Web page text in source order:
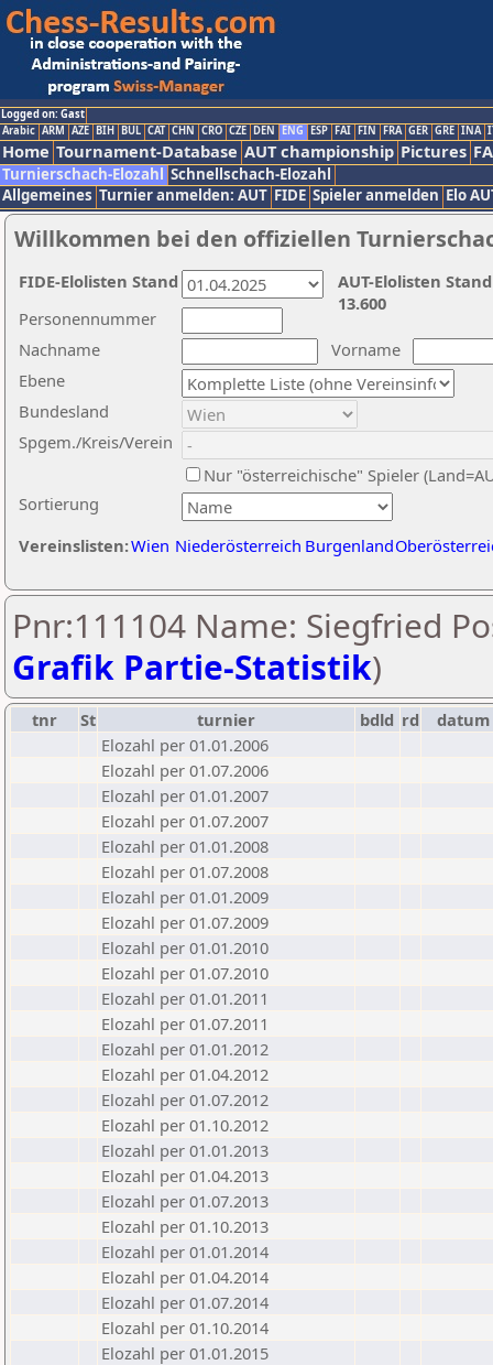
Logged on: Gast
Arabic ARM AZE BIH BUL CAT CHN CRO CZE DEN ENG ESP FAI FIN FRA GER GRE INA
Home Tournament-Database AUT championship Pictures
Turnierschach-Elozahl Schnellschach-Elozahl
Allgemeines Turnier anmelden: AUT FIDE Spieler anmelden Elo
Willkommen bei den offiziellen
Nachname
Vorname
Ebene
Sortierung
Personennummer
Bundesland
Spgem./Kreis/Verein
Nur "österreichische" Spieler
Vereinslisten:Wien Niederösterreich Burgenland
AUT-Elolisten
13.600
FIDE-Elolisten Stand
Pnr:111104 Name: Siegfried
Grafik Partie-Statistik)
tnr St turnier bdld rd
datum
Elozahl per 01.01.2006
Elozahl per 01.07.2006
Elozahl per 01.01.2007
Elozahl per 01.07.2007
Elozahl per 01.01.2008
Elozahl per 01.07.2008
Elozahl per 01.01.2009
Elozahl per 01.07.2009
Elozahl per 01.01.2010
Elozahl per 01.07.2010
Elozahl per 01.01.2011
Elozahl per 01.07.2011
Elozahl per 01.01.2012
Elozahl per 01.04.2012
Elozahl per 01.07.2012
Elozahl per 01.10.2012
Elozahl per 01.01.2013
Elozahl per 01.04.2013
Elozahl per 01.07.2013
Elozahl per 01.10.2013
Elozahl per 01.01.2014
Elozahl per 01.04.2014
Elozahl per 01.07.2014
Elozahl per 01.10.2014
Elozahl per 01.01.2015